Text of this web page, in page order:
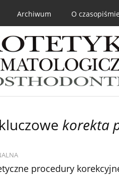
Archiwum O czasopiśmie
korekta
procedury